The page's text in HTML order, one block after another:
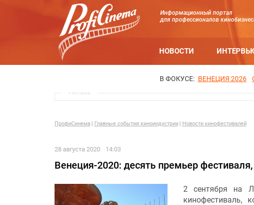
Информационный портал
для профессионалов
НОВОСТИ
В ФОКУСЕ: ВЕНЕЦИЯ 2026
Реклама
ПрофиСинема Главные события киноиндустрии Новости кинофестивалей
28 августа 2020 14:03
Венеция-2020: десять премьер
2 сентября на
кинофестиваль,